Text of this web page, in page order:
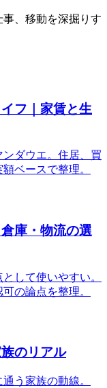
、移動を深掘りす
フ｜家賃と生
ダウエ。住居、買
ベースで整理。
庫・物流の選
して使いやすい。
の論点を整理。
のリアル
う家族の動線。